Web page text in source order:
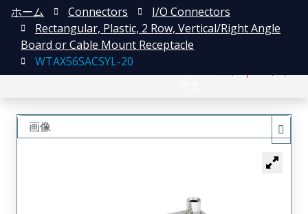
ホーム Connectors
I/O Connectors
Rectangular, Plastic, 2 Row, Vertical/Right Angle
Board or Cable Mount Receptacle
WTAX56SACSYL-20
画像